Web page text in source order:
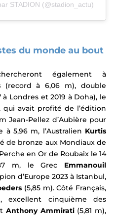
STADION (@stadion_actu)
du monde au bout
également à
(record à 6,06 m), double
Londres et 2019 à Doha), le
qui avait profité de l’édition
Jean-Pellez d’Aubière pour
à 5,96 m, l’Australien Kurtis
de bronze aux Mondiaux de
en Or de Roubaix le 14
m, le Grec Emmanouil
d’Europe 2023 à Istanbul,
(5,85 m).Côté Français,
excellent cinquième des
Anthony Ammirati (5,81 m),